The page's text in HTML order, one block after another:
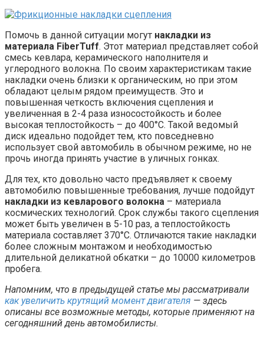
Помочь в данной ситуации могут накладки из
материала FiberTuff. Этот материал представляет собой
смесь кевлара, керамического наполнителя и
углеродного волокна. По своим характеристикам такие
накладки очень близки к органическим, но при этом
обладают целым рядом преимуществ. Это и
повышенная четкость включения сцепления и
увеличенная в 2-4 раза износостойкость и более
высокая теплостойкость – до 400°С. Такой ведомый
диск идеально подойдет тем, кто повседневно
использует свой автомобиль в обычном режиме, но не
прочь иногда принять участие в уличных гонках.
Для тех, кто довольно часто предъявляет к своему
автомобилю повышенные требования, лучше подойдут
накладки из кевларового волокна – материала
космических технологий. Срок службы такого сцепления
может быть увеличен в 5-10 раз, а теплостойкость
материала составляет 370°С. Отличаются такие накладки
более сложным монтажом и необходимостью
длительной деликатной обкатки – до 10000 километров
пробега.
Напомним, что в предыдущей статье мы рассматривали
как увеличить крутящий момент двигателя — здесь
описаны все возможные методы, которые применяют на
сегодняшний день автомобилисты.